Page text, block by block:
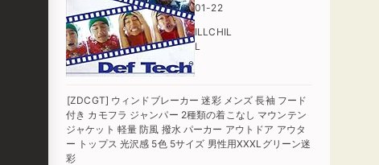
01-22
ILLCHIL
L
[ZDCGT] ウィンドブレーカー 迷彩 メンズ 長袖 フード
付き カモフラ ジャンパー 2種類の着こなし マウンテン
ジャケット 軽量 防風 撥水 パーカー アウトドア アウタ
ー トップス 光沢感 5色 5サイズ 男性用XXXLグリーン迷
彩